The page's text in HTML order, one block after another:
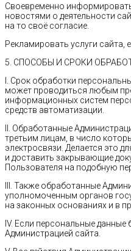
Своевременно
новостями о деятельности
на то своё согласие.
Рекламировать услуги сайта,
5. СПОСОБЫ И СРОКИ
I. Срок обработки
может проводиться любым
информационных систем
средств автоматизации.
II. Обработанные
третьим лицам, в число
электросвязи. Делается это
и доставить закрывающие
Пользователя на подобную
III. Также обработанные
уполномоченным органов
на законных основаниях и в
IV. Если персональные данные
Администрацией сайта.